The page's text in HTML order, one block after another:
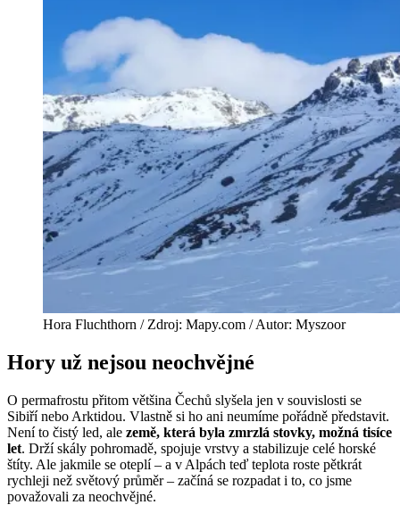
Hora Fluchthorn / Zdroj: Mapy.com / Autor: Myszoor
Hory už nejsou neochvějné
O permafrostu přitom většina Čechů slyšela jen v souvislosti se
Sibiří nebo Arktidou. Vlastně si ho ani neumíme pořádně představit.
Není to čistý led, ale země, která byla zmrzlá stovky, možná tisíce
let. Drží skály pohromadě, spojuje vrstvy a stabilizuje celé horské
štíty. Ale jakmile se oteplí – a v Alpách teď teplota roste pětkrát
rychleji než světový průměr – začíná se rozpadat i to, co jsme
považovali za neochvějné.